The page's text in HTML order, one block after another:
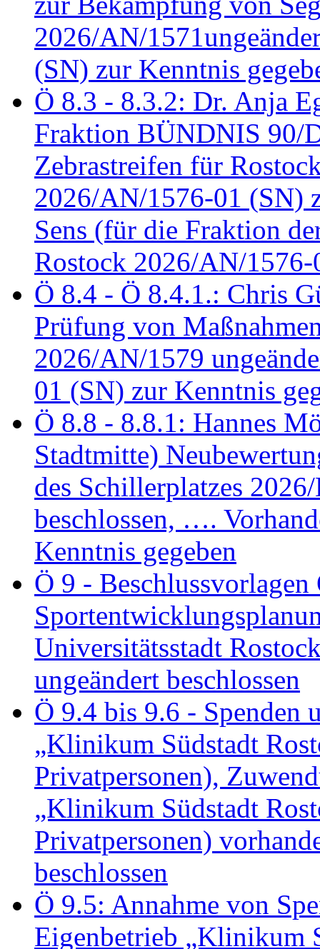
2026/AN/
(SN) zur Kenntnis
Ö 8.3 - 8.3.2: Dr. Anja
Fraktion BÜNDNIS 90/
Zebrastreifen für
2026/AN/1576-01 (SN)
Sens (für die Fraktion
Rostock 2026/AN/1576-
Ö 8.4 - Ö 8.4.1.: Chris
Prüfung von
2026/AN/1579
01 (SN) zur Kenntnis
Ö 8.8 - 8.8.1: Hannes
Stadtmitte)
des Schillerplatzes
beschlossen, ….
Kenntnis gegeben
Ö 9 - Beschlussvorlagen
Universitätsstadt
ungeändert beschlossen
Ö 9.4 bis 9.6 -
„Klinikum Südstadt
Privatpersonen),
„Klinikum Südstadt
Privatpersonen)
beschlossen
Ö 9.5: Annahme von
Eigenbetrieb „Klinikum